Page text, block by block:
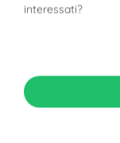
Tutte le fedi
Guarda il
prodotto
Spedizione e
interessati?